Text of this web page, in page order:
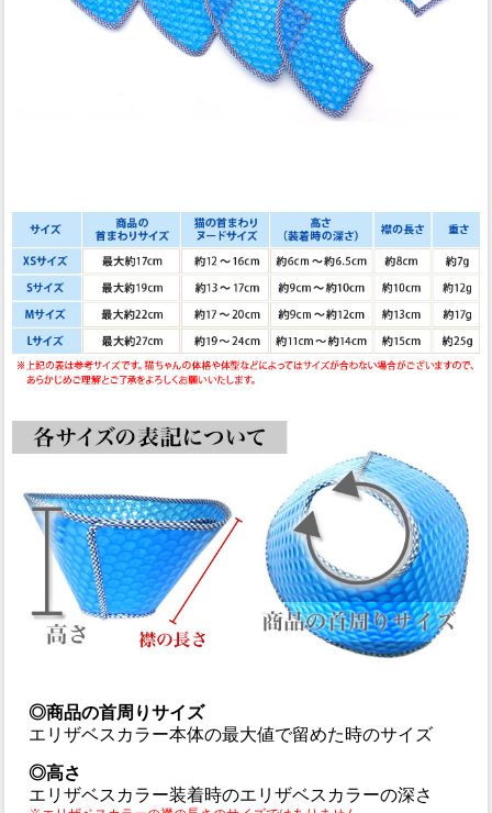
◎商品の首周りサイズ
エリザベスカラー本体の最大値で留めた時のサイズ
◎高さ
エリザベスカラー装着時のエリザベスカラーの深さ